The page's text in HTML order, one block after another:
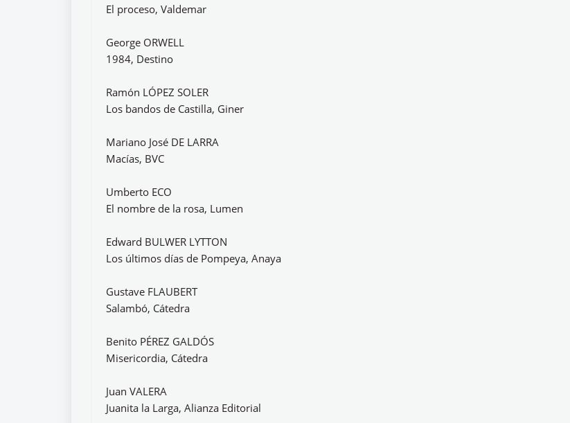
El proceso, Valdemar
George ORWELL
1984, Destino
Ramón LÓPEZ SOLER
Los bandos de Castilla, Giner
Mariano José DE LARRA
Macías, BVC
Umberto ECO
El nombre de la rosa, Lumen
Edward BULWER LYTTON
Los últimos días de Pompeya, Anaya
Gustave FLAUBERT
Salambó, Cátedra
Benito PÉREZ GALDÓS
Misericordia, Cátedra
Juan VALERA
Juanita la Larga, Alianza Editorial